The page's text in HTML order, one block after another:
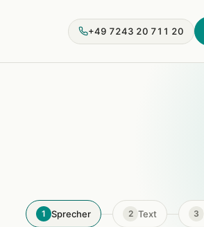
+49 7243 20 711 20
1 Sprecher 2 Text 3